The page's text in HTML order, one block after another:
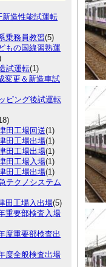
新造性能試運転
乗務員教習(5)
もの国線習熟運
試運転(1)
変更＆新造車試
ピング後試運転
田工場回送(1)
田工場出場(1)
田工場出場(1)
田工場入場(1)
田工場出場(1)
テクノシステム
田工場入出場(5)
重要部検査入場
度重要部検査出
度全般検査出場